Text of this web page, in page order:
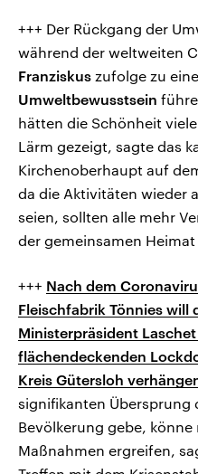
+++ Der Rückgang der
während der weltweiten
Franziskus zufolge zu
Umweltbewusstsein
hätten die Schönheit
Lärm gezeigt, sagte das
Kirchenoberhaupt auf
da die Aktivitäten wieder
seien, sollten alle mehr
der gemeinsamen
+++ Nach dem
Fleischfabrik Tönnies
Ministerpräsident
flächendeckenden
Kreis Gütersloh
signifikanten Übersprung
Bevölkerung gebe,
Maßnahmen ergreifen,